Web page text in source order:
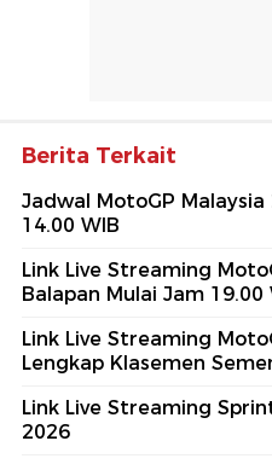
Berita Terkait
Jadwal MotoGP
14.00 WIB
Link Live Streaming
Balapan Mulai Jam 19.00
Link Live Streaming
Lengkap Klasemen
Link Live Streaming
2026